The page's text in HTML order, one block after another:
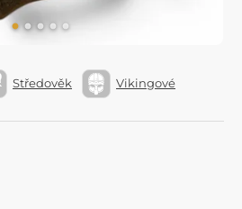
Středověk Vikingové